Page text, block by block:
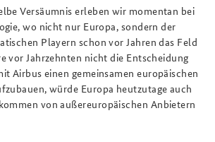
Versäumnis erleben wir momentan bei
wo nicht nur Europa, sondern der
Playern schon vor Jahren das Feld
vor Jahrzehnten nicht die Entscheidung
Airbus einen gemeinsamen europäischen
würde Europa heutzutage auch
von außereuropäischen Anbietern